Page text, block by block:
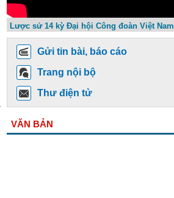
Lược sử 14 kỳ Đại hội Công đoàn Việt Nam
Gửi tin bài, báo cáo
Trang nội bộ
Thư điện tử
VĂN BẢN